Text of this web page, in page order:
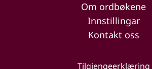
Om ordbøkene
Innstillingar
Kontakt oss
Tilgjengeerklæring